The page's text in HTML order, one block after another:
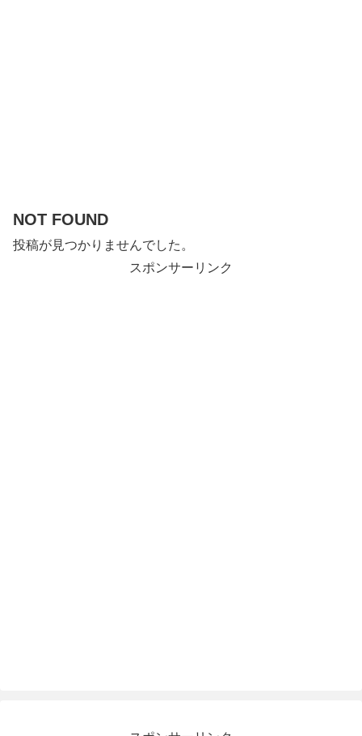
NOT FOUND
投稿が見つかりませんでした。
スポンサーリンク